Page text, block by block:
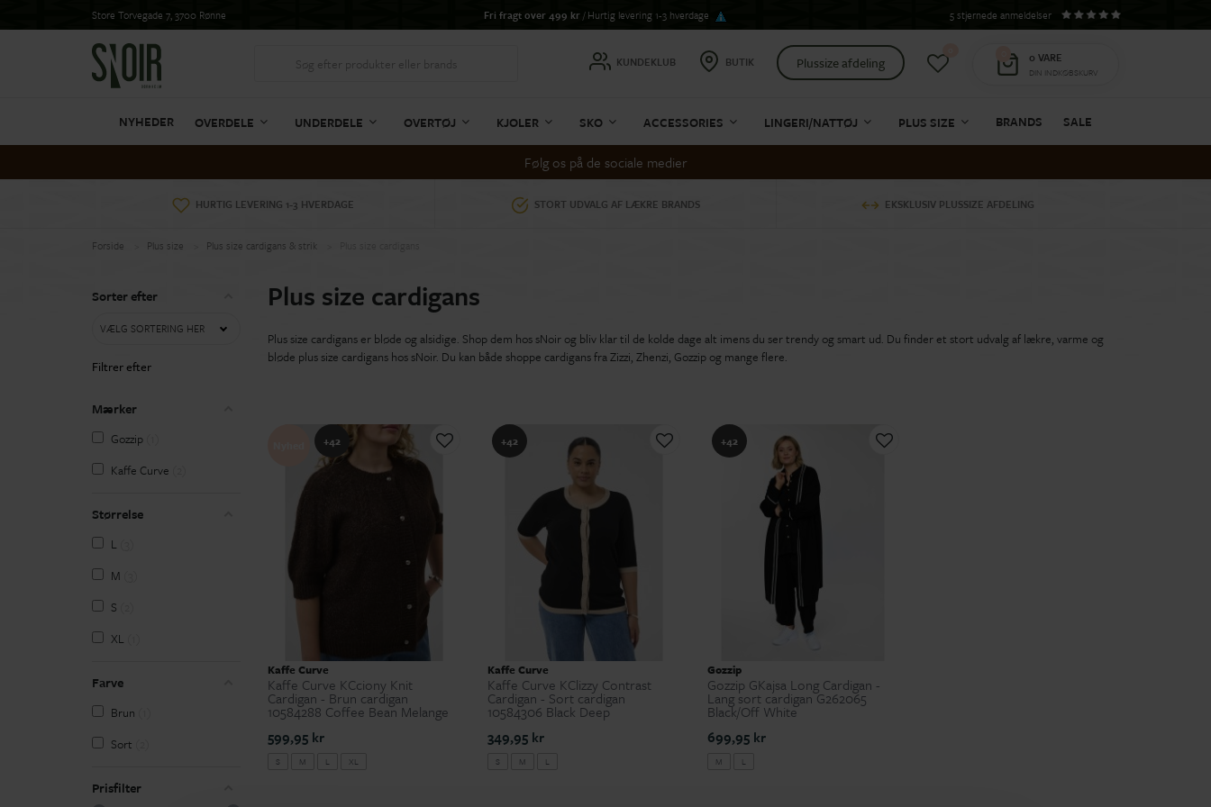
Store Torvegade 7, 3700 Rønne Fri fragt over 499 kr/ Hurtig levering 1-3 hverdage 5 stjernede anmeldelser
0 VARE
DIN INDKØBSKURV
KUNDEKLUB BUTIK Plussize afdeling
NYHEDER OVERDELE UNDERDELE OVERTØJ KJOLER SKO ACCESSORIES LINGERI/NATTØJ PLUS SIZE BRANDS SALE
Følg os på de sociale medier
HURTIG LEVERING 1-3 HVERDAGE STORT UDVALG AF LÆKRE BRANDS EKSKLUSIV PLUSSIZE AFDELING
Forside Plus size Plus size cardigans & strik
Sorter efter
VÆLG SORTERING HER
Filtrer efter
Mærker
Gozzip
Kaffe Curve
Størrelse
L
M
S
XL
Farve
Brun
Sort
Prisfilter
Plus size cardigans
Plus size cardigans er bløde og alsidige. Shop dem hos sNoir og bliv klar til de kolde dage alt imens du ser trendy og smart ud. Du finder et stort udvalg af lækre, varme og
bløde plus size cardigans hos sNoir. Du kan både shoppe cardigans fra Zizzi, Zhenzi, Gozzip og mange flere.
+42
Kaffe Curve
Kaffe Curve KCciony Knit
Cardigan - Brun cardigan
10584288 Coffee Bean Melange
599,95 kr
S M XL
+42
Kaffe Curve
Kaffe Curve KClizzy Contrast
Cardigan - Sort cardigan
10584306 Black Deep
349,95 kr
S M
+42
Gozzip
Gozzip GKajsa Long Cardigan -
Lang sort cardigan G262065
Black/Off White
699,95 kr
M